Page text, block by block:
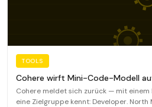
TOOLS
Cohere wirft Mini-Code-Modell
Cohere meldet sich zurück — mit einem
eine Zielgruppe kennt: Developer.